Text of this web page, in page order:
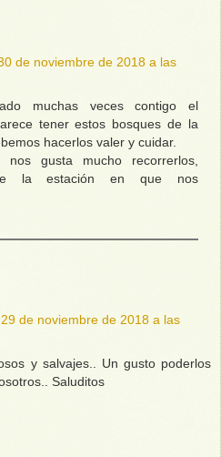
de noviembre de 2018 a las
muchas veces contigo el
tener estos bosques de la
hacerlos valer y cuidar.
gusta mucho recorrerlos,
la estación en que nos
29 de noviembre de 2018 a las
y salvajes.. Un gusto poderlos
Saluditos